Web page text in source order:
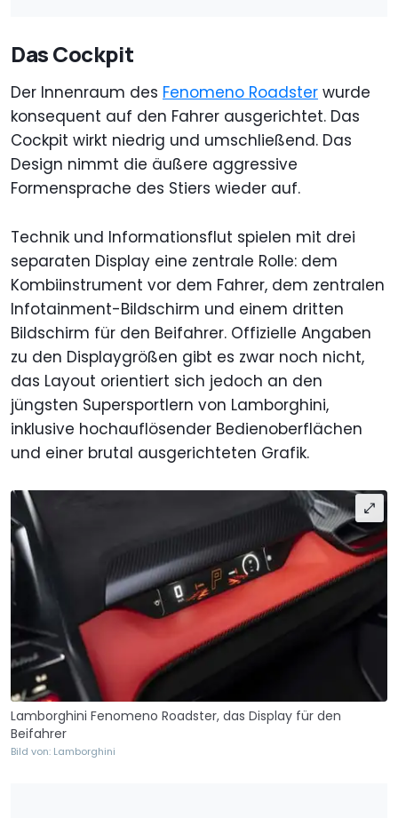
Das Cockpit
Der Innenraum des Fenomeno Roadster wurde
konsequent auf den Fahrer ausgerichtet. Das
Cockpit wirkt niedrig und umschließend. Das
Design nimmt die äußere aggressive
Formensprache des Stiers wieder auf.
Technik und Informationsflut spielen mit drei
separaten Display eine zentrale Rolle: dem
Kombiinstrument vor dem Fahrer, dem zentralen
Infotainment-Bildschirm und einem dritten
Bildschirm für den Beifahrer. Offizielle Angaben
zu den Displaygrößen gibt es zwar noch nicht,
das Layout orientiert sich jedoch an den
jüngsten Supersportlern von Lamborghini,
inklusive hochauflösender Bedienoberflächen
und einer brutal ausgerichteten Grafik.
Lamborghini Fenomeno Roadster, das Display für den
Beifahrer
Bild von: Lamborghini